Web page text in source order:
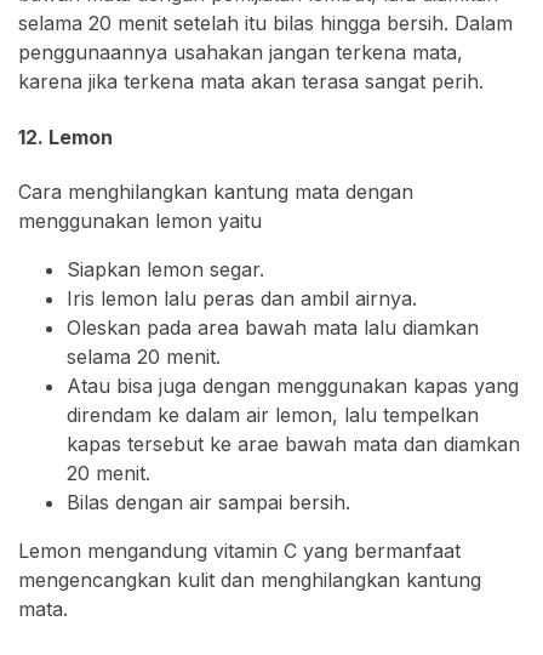
selama 20 menit setelah itu bilas hingga bersih. Dalam
penggunaannya usahakan jangan terkena mata,
karena jika terkena mata akan terasa sangat perih.
12. Lemon
Cara menghilangkan kantung mata dengan
menggunakan lemon yaitu
Siapkan lemon segar.
Iris lemon lalu peras dan ambil airnya.
Oleskan pada area bawah mata lalu diamkan
selama 20 menit.
Atau bisa juga dengan menggunakan kapas yang
direndam ke dalam air lemon, lalu tempelkan
kapas tersebut ke arae bawah mata dan diamkan
20 menit.
Bilas dengan air sampai bersih.
Lemon mengandung vitamin C yang bermanfaat
mengencangkan kulit dan menghilangkan kantung
mata.